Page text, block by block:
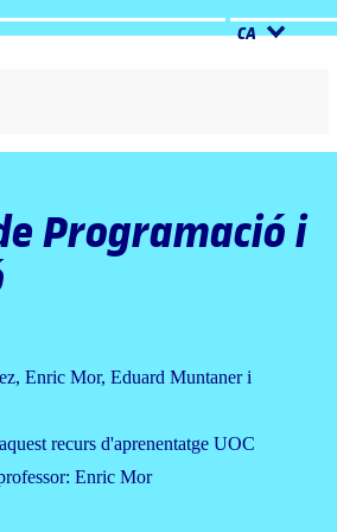
CA
Programació i
Enric Mor, Eduard Muntaner i
recurs d'aprenentatge UOC
Enric Mor